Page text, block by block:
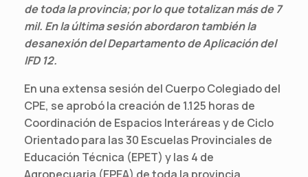
de toda la provincia; por lo que totalizan más de 7
mil. En la última sesión abordaron también la
desanexión del Departamento de Aplicación del
IFD 12.
En una extensa sesión del Cuerpo Colegiado del
CPE, se aprobó la creación de 1.125 horas de
Coordinación de Espacios Interáreas y de Ciclo
Orientado para las 30 Escuelas Provinciales de
Educación Técnica (EPET) y las 4 de